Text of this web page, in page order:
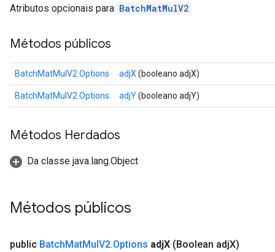
Atributos opcionais para BatchMatMulV2
Métodos públicos
BatchMatMulV2.Options adjX (booleano adjX)
BatchMatMulV2.Options adjY(booleano adjY)
Métodos Herdados
Da classe java.lang.Object
Métodos públicos
public BatchMatMulV2.Options adjX (Boolean adjX)